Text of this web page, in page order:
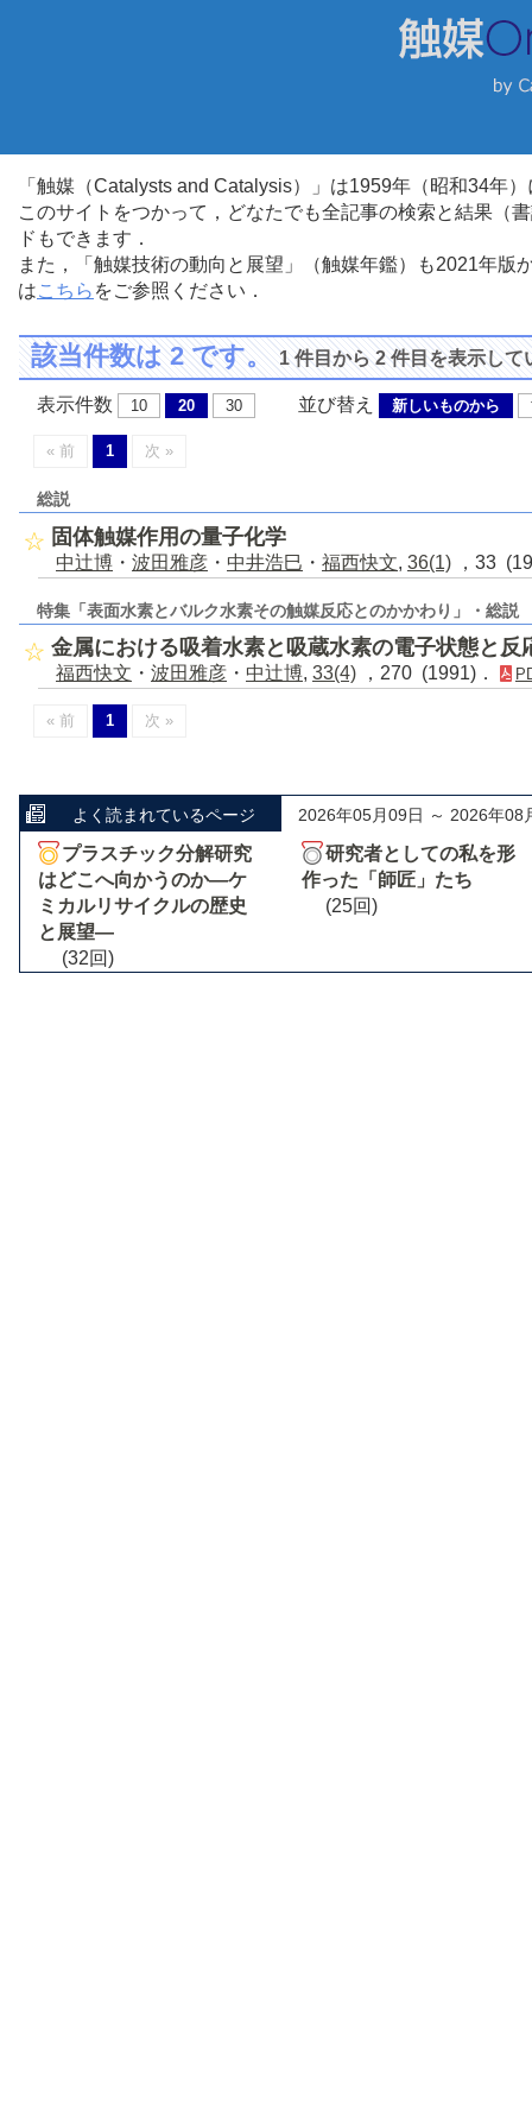
「触媒（Catalysts and Catalysis）」は1959年（昭和34年
このサイトをつかって，どなたでも全記事の検索と結果（
ドもできます．
また，「触媒技術の動向と展望」（触媒年鑑）も2021年
はこちら をご参照ください．
該当件数は 2 です。1 件目から 2 件目を表示して
表示件数 10 20 30 並び替え 新しいものから
« 前 1 次 »
総説
固体触媒作用の量子化学
中辻博 ・ 波田雅彦 ・ 中井浩巳 ・ 福西快文, 36(1) ，33
特集「表面水素とバルク水素その触媒反応とのかかわり」・総説
金属における吸着水素と吸蔵水素の電子状態と反
福西快文 ・ 波田雅彦 ・ 中辻博, 33(4) ，270 (1991)．
« 前 1 次 »
よく読まれているページ 2026年05月09日 ～ 2026年08
プラスチック分解研究
はどこへ向かうのか―ケ
ミカルリサイクルの歴史
と展望―
(32回)
研究者としての私を形
作った「師匠」たち
(25回)